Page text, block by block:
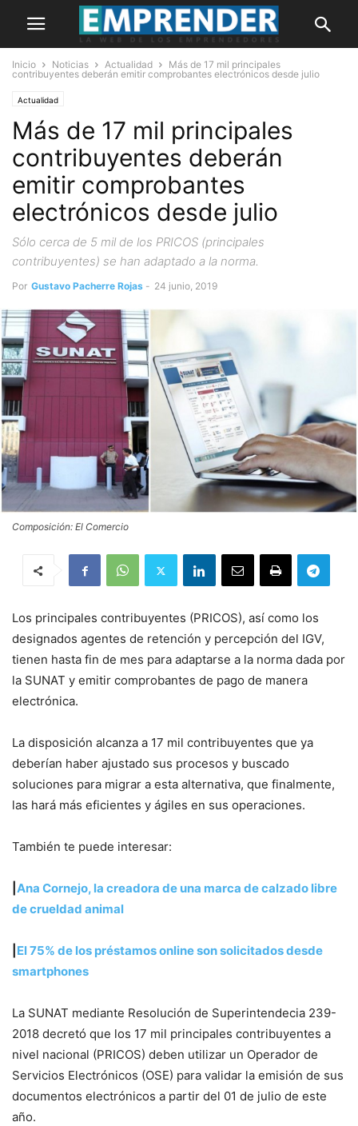
Inicio Noticias Actualidad
Más de 17 mil principales
contribuyentes deberán emitir comprobantes electrónicos desde julio
Actualidad
Más de 17 mil principales
contribuyentes deberán
emitir comprobantes
electrónicos desde julio
Sólo cerca de 5 mil de los PRICOS (principales
contribuyentes) se han adaptado a la norma.
Por Gustavo Pacherre Rojas - 24 junio, 2019
Composición: El Comercio
Los principales contribuyentes (PRICOS), así como los
designados agentes de retención y percepción del IGV,
tienen hasta fin de mes para adaptarse a la norma dada por
la SUNAT y emitir comprobantes de pago de manera
electrónica.
La disposición alcanza a 17 mil contribuyentes que ya
deberían haber ajustado sus procesos y buscado
soluciones para migrar a esta alternativa, que finalmente,
las hará más eficientes y ágiles en sus operaciones.
También te puede interesar:
Ana Cornejo, la creadora de una marca de calzado libre
de crueldad animal
El 75% de los préstamos online son solicitados desde
smartphones
La SUNAT mediante Resolución de Superintendecia 239-
2018 decretó que los 17 mil principales contribuyentes a
nivel nacional (PRICOS) deben utilizar un Operador de
Servicios Electrónicos (OSE) para validar la emisión de sus
documentos electrónicos a partir del 01 de julio de este
año.